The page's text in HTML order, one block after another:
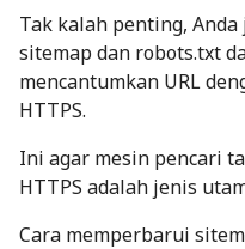
Tak kalah penting,
sitemap dan robots.txt
mencantumkan URL
HTTPS.
Ini agar mesin pencari
HTTPS adalah jenis
Cara memperbarui